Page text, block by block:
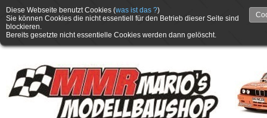
Diese Webseite benutzt Cookies (was ist das ?)
Sie können Cookies die nicht essentiell für den Betrieb dieser Seite sind
blockieren.
Bereits gesetzte nicht essentielle Cookies werden dann gelöscht.